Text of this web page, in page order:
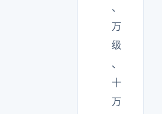
、
万
级
、
十
万